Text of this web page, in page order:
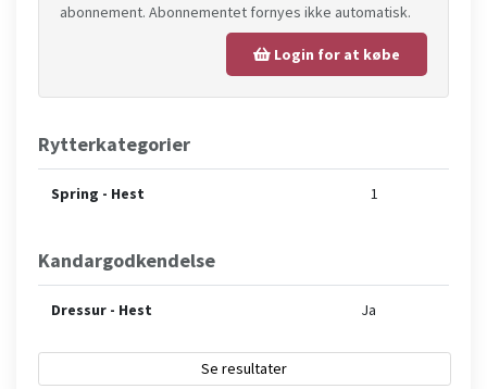
abonnement. Abonnementet fornyes ikke automatisk.
Login for at købe
Rytterkategorier
Spring - Hest 1
Kandargodkendelse
Dressur - Hest Ja
Se resultater